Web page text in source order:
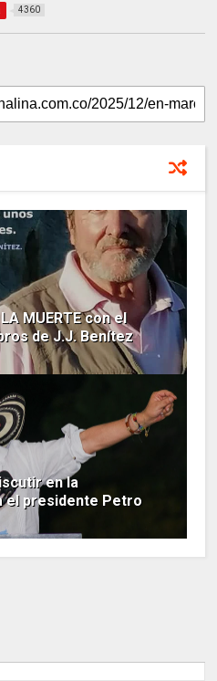
4360
MUERTE con el
de J.J. Benítez
en la
el presidente Petro